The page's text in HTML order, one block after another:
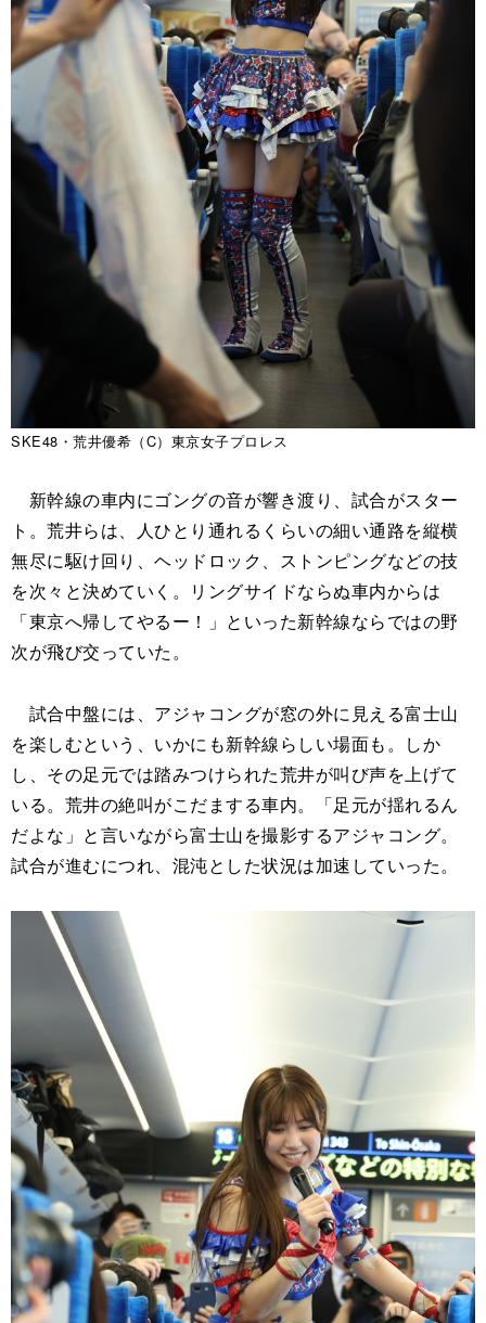
SKE48・荒井優希（C）東京女子プロレス
新幹線の車内にゴングの音が響き渡り、試合がスター
ト。荒井らは、人ひとり通れるくらいの細い通路を縦横
無尽に駆け回り、ヘッドロック、ストンピングなどの技
を次々と決めていく。リングサイドならぬ車内からは
「東京へ帰してやるー！」といった新幹線ならではの野
次が飛び交っていた。
試合中盤には、アジャコングが窓の外に見える富士山
を楽しむという、いかにも新幹線らしい場面も。しか
し、その足元では踏みつけられた荒井が叫び声を上げて
いる。荒井の絶叫がこだまする車内。「足元が揺れるん
だよな」と言いながら富士山を撮影するアジャコング。
試合が進むにつれ、混沌とした状況は加速していった。